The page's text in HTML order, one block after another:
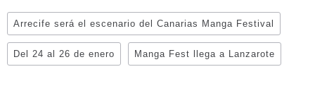
Arrecife será el escenario del Canarias Manga Festival
Del 24 al 26 de enero Manga Fest llega a Lanzarote